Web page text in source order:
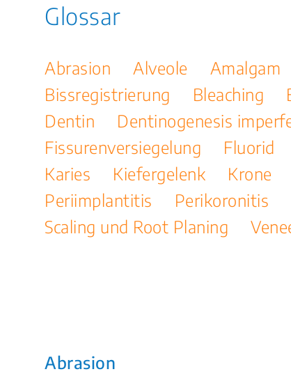
Glossar
Abrasion Alveole Amalgam
Bissregistrierung
Bleaching
Dentin
Dentinogenesis
Fissurenversiegelung
Fluorid
Karies
Kiefergelenk Krone
Periimplantitis
Perikoronitis
Scaling und Root Planing
Abrasion